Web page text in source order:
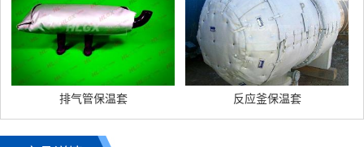
排气管保温套 反应釜保温套